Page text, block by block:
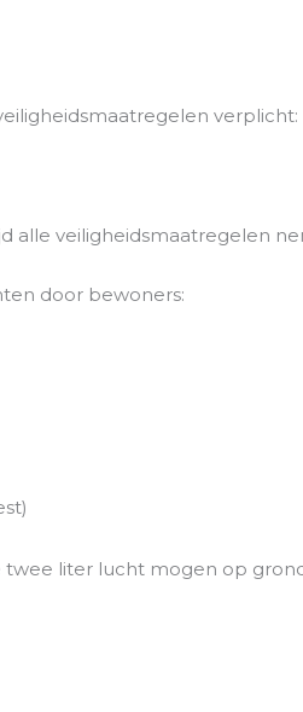
verplicht:
alle veiligheidsmaatregelen
door bewoners:
liter lucht mogen op